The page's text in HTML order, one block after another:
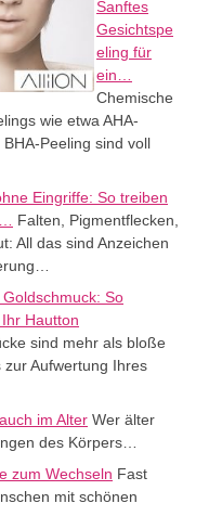
Sanftes
Gesichtspe
eling für
ein…
Chemische
wie etwa AHA-
Peeling sind voll
Eingriffe: So treiben
Falten, Pigmentflecken,
All das sind Anzeichen
So
Hautton
sind mehr als bloße
zur Aufwertung Ihres
im Alter Wer älter
des Körpers…
zum Wechseln Fast
mit schönen